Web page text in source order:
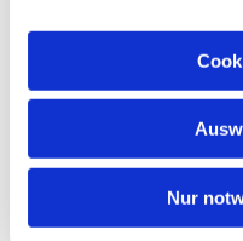
Nur
Dies